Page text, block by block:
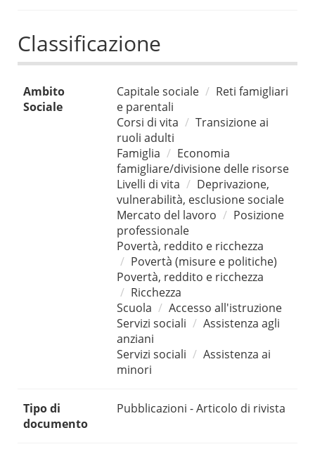
Classificazione
Ambito
Sociale
Capitale sociale
Reti famigliari
e parentali
Corsi di vita
Transizione ai
ruoli adulti
Famiglia
Economia
famigliare/divisione delle risorse
Livelli di vita
Deprivazione,
vulnerabilità, esclusione sociale
Mercato del lavoro
Posizione
professionale
Povertà, reddito e ricchezza
Povertà (misure e politiche)
Povertà, reddito e ricchezza
Ricchezza
Scuola
Accesso all'istruzione
Servizi sociali
Assistenza agli
anziani
Servizi sociali
Assistenza ai
minori
Tipo di
documento
Pubblicazioni - Articolo di rivista